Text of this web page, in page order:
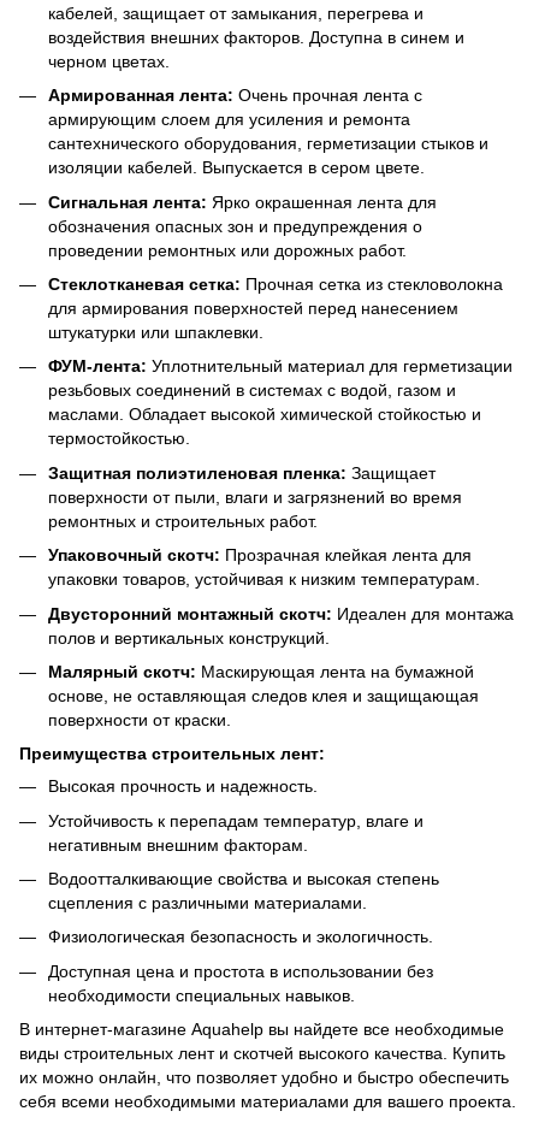
кабелей, защищает от замыкания, перегрева и
воздействия внешних факторов. Доступна в синем и
черном цветах.
Армированная лента: Очень прочная лента с
армирующим слоем для усиления и ремонта
сантехнического оборудования, герметизации стыков и
изоляции кабелей. Выпускается в сером цвете.
Сигнальная лента: Ярко окрашенная лента для
обозначения опасных зон и предупреждения о
проведении ремонтных или дорожных работ.
Стеклотканевая сетка: Прочная сетка из стекловолокна
для армирования поверхностей перед нанесением
штукатурки или шпаклевки.
ФУМ-лента: Уплотнительный материал для герметизации
резьбовых соединений в системах с водой, газом и
маслами. Обладает высокой химической стойкостью и
термостойкостью.
Защитная полиэтиленовая пленка: Защищает
поверхности от пыли, влаги и загрязнений во время
ремонтных и строительных работ.
Упаковочный скотч: Прозрачная клейкая лента для
упаковки товаров, устойчивая к низким температурам.
Двусторонний монтажный скотч: Идеален для монтажа
полов и вертикальных конструкций.
Малярный скотч: Маскирующая лента на бумажной
основе, не оставляющая следов клея и защищающая
поверхности от краски.
Преимущества строительных лент:
Высокая прочность и надежность.
Устойчивость к перепадам температур, влаге и
негативным внешним факторам.
Водоотталкивающие свойства и высокая степень
сцепления с различными материалами.
Физиологическая безопасность и экологичность.
Доступная цена и простота в использовании без
необходимости специальных навыков.
В интернет-магазине Aquahelp вы найдете все необходимые
виды строительных лент и скотчей высокого качества. Купить
их можно онлайн, что позволяет удобно и быстро обеспечить
себя всеми необходимыми материалами для вашего проекта.